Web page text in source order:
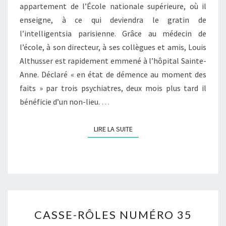
appartement de l’École nationale supérieure, où il
enseigne, à ce qui deviendra le gratin de
l’intelligentsia parisienne. Grâce au médecin de
l’école, à son directeur, à ses collègues et amis, Louis
Althusser est rapidement emmené à l’hôpital Sainte-
Anne. Déclaré « en état de démence au moment des
faits » par trois psychiatres, deux mois plus tard il
bénéficie d’un non-lieu. …
LIRE LA SUITELIRE LA SUITE
RÔLES
CASSE-RÔLES NUMÉRO 35